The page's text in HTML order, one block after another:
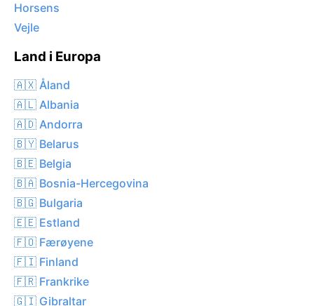
Horsens
Vejle
Land i Europa
🇦🇽 Åland
🇦🇱 Albania
🇦🇩 Andorra
🇧🇾 Belarus
🇧🇪 Belgia
🇧🇦 Bosnia-Hercegovina
🇧🇬 Bulgaria
🇪🇪 Estland
🇫🇴 Færøyene
🇫🇮 Finland
🇫🇷 Frankrike
🇬🇮 Gibraltar